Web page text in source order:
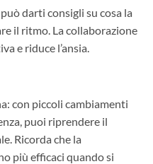
darti consigli su cosa la
il ritmo. La collaborazione
e riduce l’ansia.
con piccoli cambiamenti
puoi riprendere il
Ricorda che la
più efficaci quando si